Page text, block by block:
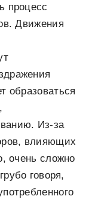
процесс
Движения
образоваться
Из-за
влияющих
очень сложно
говоря,